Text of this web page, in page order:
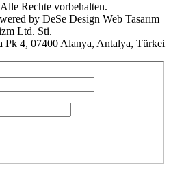
Rechte vorbehalten.
by DeSe Design Web Tasarım
Ltd. Sti.
Pk 4, 07400 Alanya, Antalya, Türkei